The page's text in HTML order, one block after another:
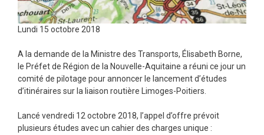
Lundi 15 octobre 2018
A la demande de la Ministre des Transports, Élisabeth Borne,
le Préfet de Région de la Nouvelle-Aquitaine a réuni ce jour un
comité de pilotage pour annoncer le lancement d’études
d’itinéraires sur la liaison routière Limoges-Poitiers.
Lancé vendredi 12 octobre 2018, l’appel d’offre prévoit
plusieurs études avec un cahier des charges unique :